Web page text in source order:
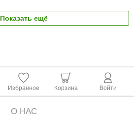
Показать ещё
Избранное Корзина Войти
О НАС